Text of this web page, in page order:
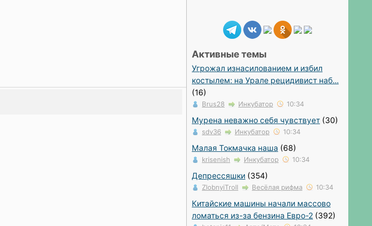
Активные темы
Угрожал изнасилованием и избил
костылем: на Урале рецидивист наб...
(16)
Brus28 Инкубатор 10:34
Мурена неважно себя чувствует (30)
sdv36 Инкубатор 10:34
Малая Токмачка наша (68)
krisenish Инкубатор 10:34
Депрессяшки (354)
ZlobnyiTroll Весёлая рифма 10:34
Китайские машины начали массово
ломаться из-за бензина Евро-2 (392)